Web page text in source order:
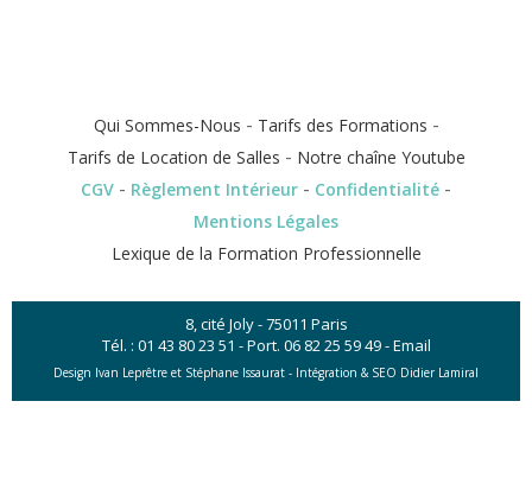
Qui Sommes-Nous - Tarifs des Formations -
Tarifs de Location de Salles - Notre chaîne Youtube
CGV - Règlement Intérieur - Confidentialité -
Mentions Légales
Lexique de la Formation Professionnelle
8, cité Joly - 75011 Paris
Tél. : 01 43 80 23 51 - Port. 06 82 25 59 49-Email
Design Ivan Leprêtre et Stéphane Issaurat - Intégration & SEO Didier Lamiral